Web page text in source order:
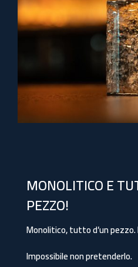
MONOLITICO E
PEZZO!
Monolitico, tutto d’un
Impossibile non pretenderlo.